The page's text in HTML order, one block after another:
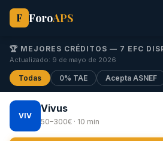
F ForoAPS
🏆 MEJORES CRÉDITOS — 7 EFC
Actualizado: 9 de mayo de 2026
Todas 0% TAE Acepta ASNEF
VIV
Vivus
50–300€ · 10 min